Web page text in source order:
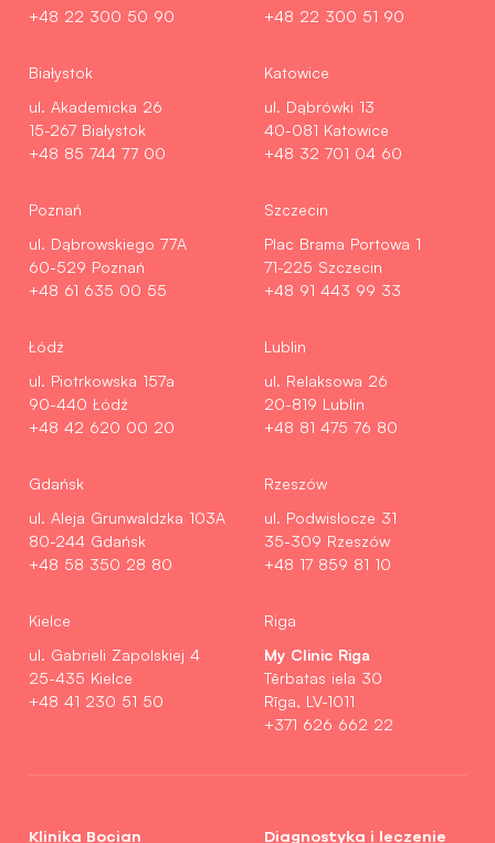
+48 22 300 50 90
+48 22 300 51 90
Białystok
ul. Akademicka 26
15-267 Białystok
+48 85 744 77 00
Katowice
ul. Dąbrówki 13
40-081 Katowice
+48 32 701 04 60
Poznań
ul. Dąbrowskiego 77A
60-529 Poznań
+48 61 635 00 55
Szczecin
Plac Brama Portowa 1
71-225 Szczecin
+48 91 443 99 33
Łódź
ul. Piotrkowska 157a
90-440 Łódź
+48 42 620 00 20
Lublin
ul. Relaksowa 26
20-819 Lublin
+48 81 475 76 80
Gdańsk
ul. Aleja Grunwaldzka 103A
80-244 Gdańsk
+48 58 350 28 80
Rzeszów
ul. Podwisłocze 31
35-309 Rzeszów
+48 17 859 81 10
Kielce
ul. Gabrieli Zapolskiej 4
25-435 Kielce
+48 41 230 51 50
Riga
My Clinic Riga
Tērbatas iela 30
Rīga, LV-1011
+371 626 662 22
Klinika Bocian Diagnostyka i leczenie